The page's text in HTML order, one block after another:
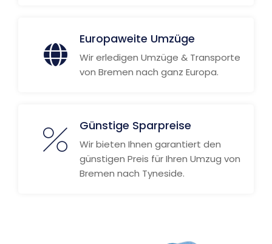
Europaweite Umzüge
Wir erledigen Umzüge & Transporte
von Bremen nach ganz Europa.
Günstige Sparpreise
Wir bieten Ihnen garantiert den
günstigen Preis für Ihren Umzug von
Bremen nach Tyneside.